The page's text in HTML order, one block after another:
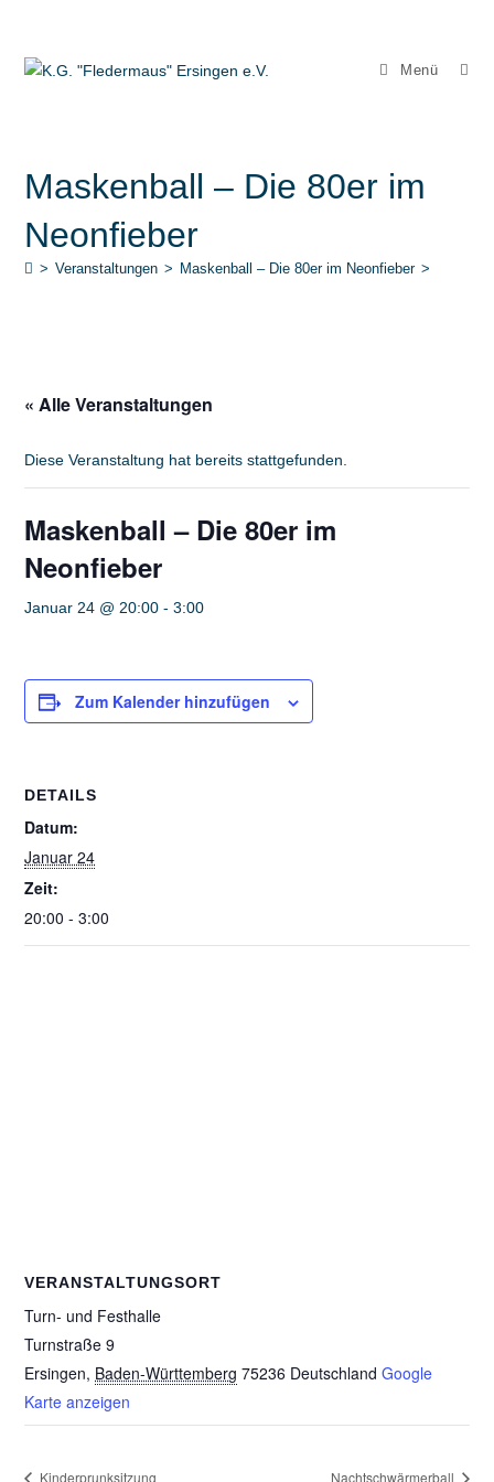
springen
Menü
Maskenball – Die 80er im
Neonfieber
> Veranstaltungen > Maskenball – Die 80er im Neonfieber >
« Alle Veranstaltungen
Diese Veranstaltung hat bereits stattgefunden.
Maskenball – Die 80er im
Neonfieber
Januar 24 @ 20:00 -3:00
Zum Kalender hinzufügen
DETAILS
Datum:
Januar 24
Zeit:
20:00 - 3:00
VERANSTALTUNGSORT
Turn- und Festhalle
Turnstraße 9
Ersingen, Baden-Württemberg 75236 Deutschland Google
Karte anzeigen
Kinderprunksitzung Nachtschwärmerball